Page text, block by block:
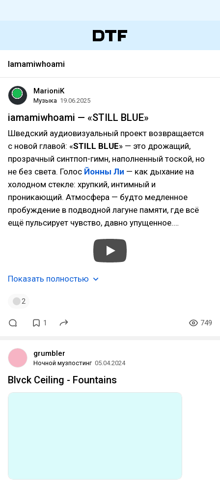
Iamamiwhoami
MarioniK
Музыка 19.06.2025
iamamiwhoami — «STILL BLUE»
Шведский аудиовизуальный проект возвращается
с новой главой: «STILL BLUE» — это дрожащий,
прозрачный синтпоп-гимн, наполненный тоской, но
не без света. Голос Йонны Ли — как дыхание на
холодном стекле: хрупкий, интимный и
проникающий. Атмосфера — будто медленное
пробуждение в подводной лагуне памяти, где всё
ещё пульсирует чувство, давно упущенное.…
Показать полностью
2
1 749
grumbler
Ночной музпостинг 05.04.2024
Blvck Ceiling - Fountains